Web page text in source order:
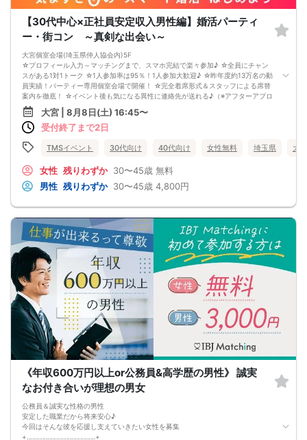
-------------------------------------------------------
当日の持ち物
・ご本人様確認書類（運転免許証・保険証など生年月日の記載がある公的な証明
書）を忘れずご持参ください。
※クレジットカードなどはご本人様確認書類になりませんのでご注意ください。
・お飲み物
※アルコール飲料はお控えください。
-------------------------------------------------------
婚活パーティー 街コン お見合いパーティー
-------------------------------------------------------
【30代中心×正社員安定収入男性編】婚活パーティ
ー・街コン ～真剣な出会い～
大宮個室会場(埼玉県仲人協会内)5F
☆プロフィール入力～マッチングまで、スマホ完結で楽々参加♪ ☆全員にチャン
スがある1対1トーク ☆1人参加率は95％！1人参加大歓迎♪ ☆昨年度約13万名の動
員実績！パーティー専用個室会場で開催！ ☆完全着席形式＆スタッフによる席替
案内を徹底！ ☆イベント後も気になる異性に連絡先が送れる♪（※アフターアプロ
ーチ機能） スタッフの進行で全員の方とお話できるので、フリータイムで放置さ
れて人気の方と一度もお話できずに気が付いたらイベント終了・・・ということ
は一切ありません！ 【持ち物について】 ・ご本人様確認書類（無い場合はキャン
ホ （こちらのパーティーはスマホを使用したパーティーになります。システムの
お釣銭がでないようご用意いただけますと幸いです。 【ご参加前にご確認くださ
い】 ・Wi-Fiの用意はありませんので、ネット環境が万全でない場合にはご参加い
ただけません。 ・充電器の貸し出しは行っておりません。 【ご来場に際して】
時間に間に合うよう、必ず余裕をもったご来場をお願いいたします。 ※集客状況
に応じてサムネイル等が変更になる場合がございます。 参加年齢と参加条件は変
更されませんのでご安心ください。
大宮 | 8月8日(土) 16:45〜
受付終了まで2日
TMSイベント 30代向け 40代向け 女性無料 埼玉県 大宮
女性 残りわずか 30〜45歳 無料
男性 残りわずか 30〜45歳 4,800円
《年収600万円以上or公務員&高学歴の男性》 誠実
なお付き合いが理想の男女
公務員＆誠実な性格の男性
安定した職業だから将来安心♪
今回はそんな彼を応援し支えていきたい女性を募集
+‥‥‥‥‥‥‥‥‥‥‥‥‥‥‥‥‥‥‥‥+